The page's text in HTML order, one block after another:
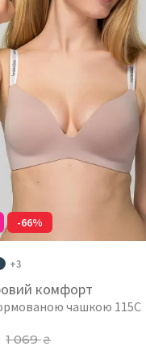
-66%
+3
комфорт
чашкою 115C
1 069₴